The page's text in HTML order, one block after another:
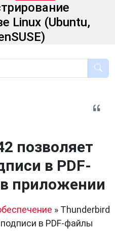
Linux (Ubuntu,
позволяет
в PDF-
приложении
» Thunderbird
в PDF-файлы